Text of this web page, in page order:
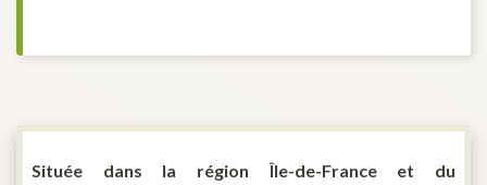
Située dans la région Île-de-France et du